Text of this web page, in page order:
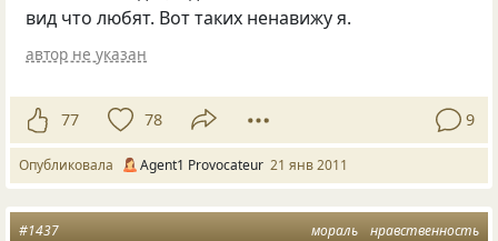
вид что любят. Вот таких ненавижу я.
автор не указан
77 78 9
Опубликовала Agent1 Provocateur 21 янв 2011
мораль нравственность
#1437